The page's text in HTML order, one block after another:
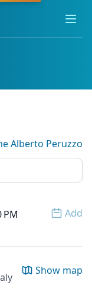
Alberto Peruzzo
PM
Add
Show map